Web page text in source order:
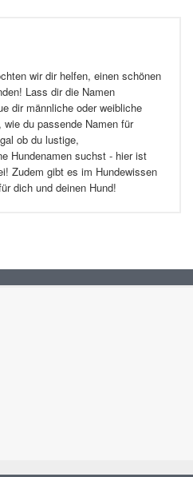
wir dir helfen, einen schönen
Lass dir die Namen
dir männliche oder weibliche
wie du passende Namen für
ob du lustige,
Hundenamen suchst - hier ist
Zudem gibt es im Hundewissen
dich und deinen Hund!